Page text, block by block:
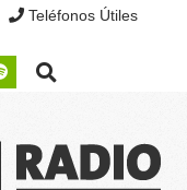
Teléfonos Útiles
Search